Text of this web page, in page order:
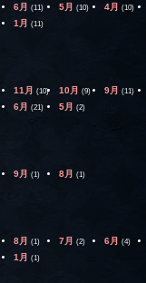
6月 (11) 5月 (10) 4月 (10)
1月 (11)
11月 (10) 10月 (9) 9月 (11)
6月 (21) 5月 (2)
9月 (1) 8月 (1)
8月 (1) 7月 (2) 6月 (4)
1月 (1)